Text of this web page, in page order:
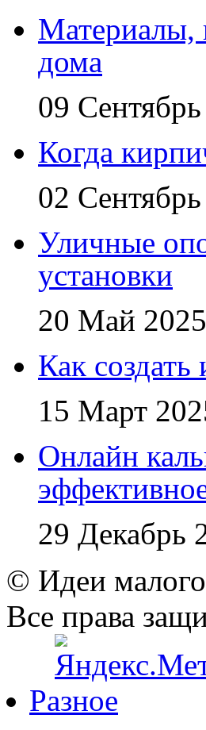
Материалы,
дома
09
Когда
02
Уличные
установки
20 Май 2025
Как
15 Март
Онлайн
29 Декабрь
© Идеи малого
Все права
Разное